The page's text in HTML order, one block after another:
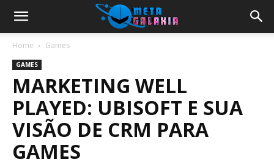
Home Games
GAMES
MARKETING WELL
PLAYED: UBISOFT E SUA
VISÃO DE CRM PARA
GAMES